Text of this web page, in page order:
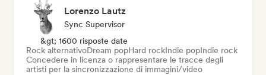
Lorenzo Lautz
Sync Supervisor
&gt; 1600 risposte date
Rock alternativoDream popHard rockIndie popIndie rock
Concedere in licenza o rappresentare le tracce degli
artisti per la sincronizzazione di immagini/video